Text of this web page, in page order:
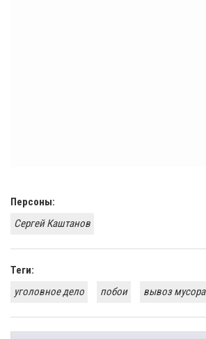
Персоны:
Сергей Каштанов
Теги:
уголовное дело
побои вывоз мусора